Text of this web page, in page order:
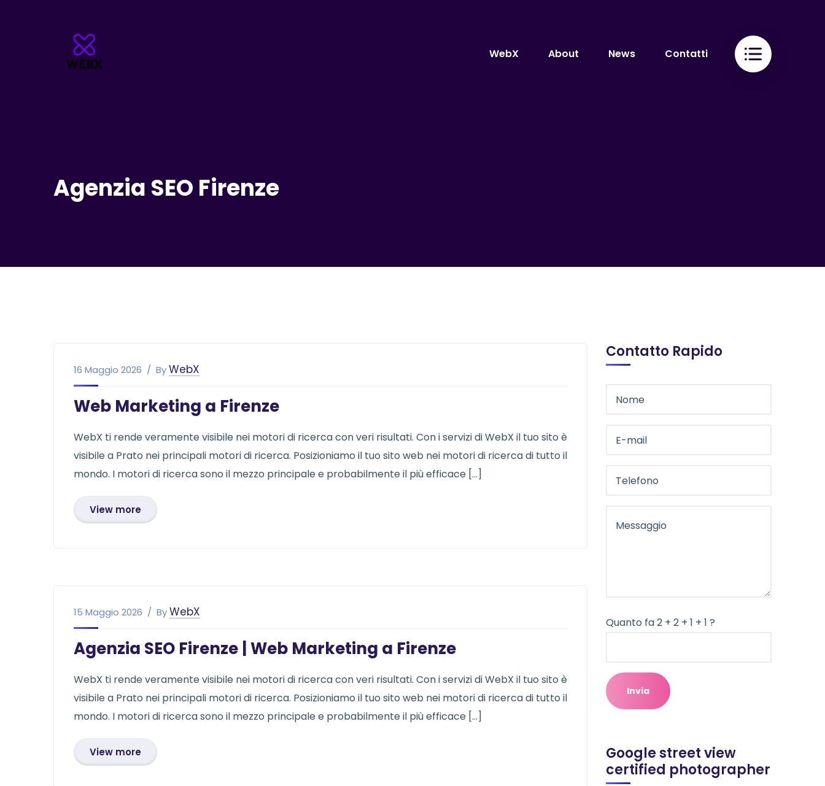
WebX About News Contatti
Agenzia SEO Firenze
16 Maggio 2026 ByWebX
Web Marketing a Firenze
WebX ti rende veramente visibile nei motori di ricerca con veri risultati. Con i servizi di WebX il tuo sito è
visibile a Prato nei principali motori di ricerca. Posizioniamo il tuo sito web nei motori di ricerca di tutto il
mondo. I motori di ricerca sono il mezzo principale e probabilmente il più efficace […]
View more
15 Maggio 2026 ByWebX
Agenzia SEO Firenze | Web Marketing a Firenze
WebX ti rende veramente visibile nei motori di ricerca con veri risultati. Con i servizi di WebX il tuo sito è
visibile a Prato nei principali motori di ricerca. Posizioniamo il tuo sito web nei motori di ricerca di tutto il
mondo. I motori di ricerca sono il mezzo principale e probabilmente il più efficace […]
View more
Contatto Rapido
Quanto fa 2 + 2 + 1 + 1 ?
Google street view
certified photographer